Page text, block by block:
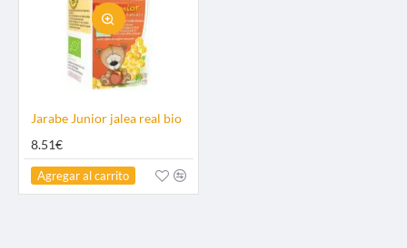
Jarabe Junior jalea real bio
8.51€
Agregar al carrito